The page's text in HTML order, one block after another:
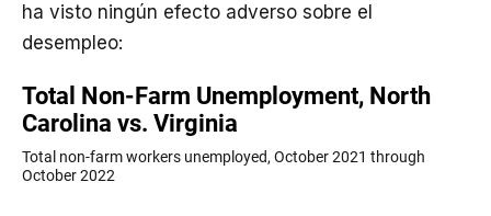
ha visto ningún efecto adverso sobre el
desempleo: